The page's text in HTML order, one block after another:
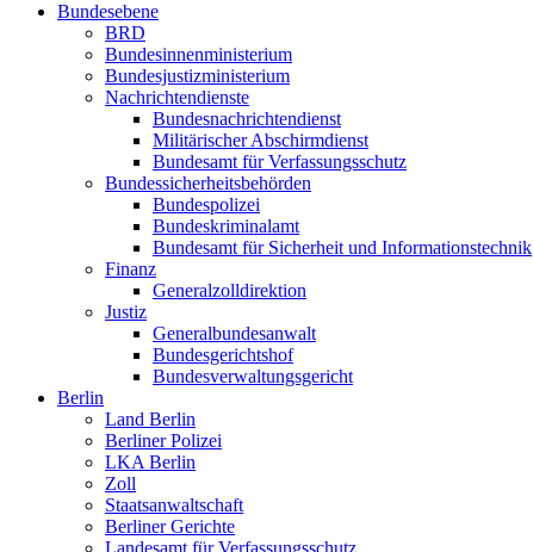
Bundesebene
BRD
Bundesinnenministerium
Bundesjustizministerium
Nachrichtendienste
Bundesnachrichtendienst
Militärischer Abschirmdienst
Bundesamt für Verfassungsschutz
Bundessicherheitsbehörden
Bundespolizei
Bundeskriminalamt
Bundesamt für Sicherheit und Informationstechnik
Finanz
Generalzolldirektion
Justiz
Generalbundesanwalt
Bundesgerichtshof
Bundesverwaltungsgericht
Berlin
Land Berlin
Berliner Polizei
LKA Berlin
Zoll
Staatsanwaltschaft
Berliner Gerichte
Landesamt für Verfassungsschutz